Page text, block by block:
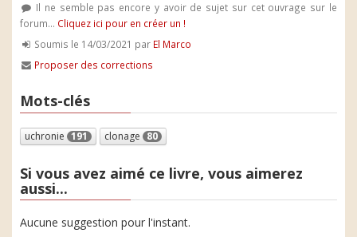
Il ne semble pas encore y avoir de sujet sur cet ouvrage sur le
forum... Cliquez ici pour en créer un !
Soumis le 14/03/2021 par El Marco
Proposer des corrections
Mots-clés
uchronie 191 clonage 80
Si vous avez aimé ce livre, vous aimerez
aussi...
Aucune suggestion pour l'instant.